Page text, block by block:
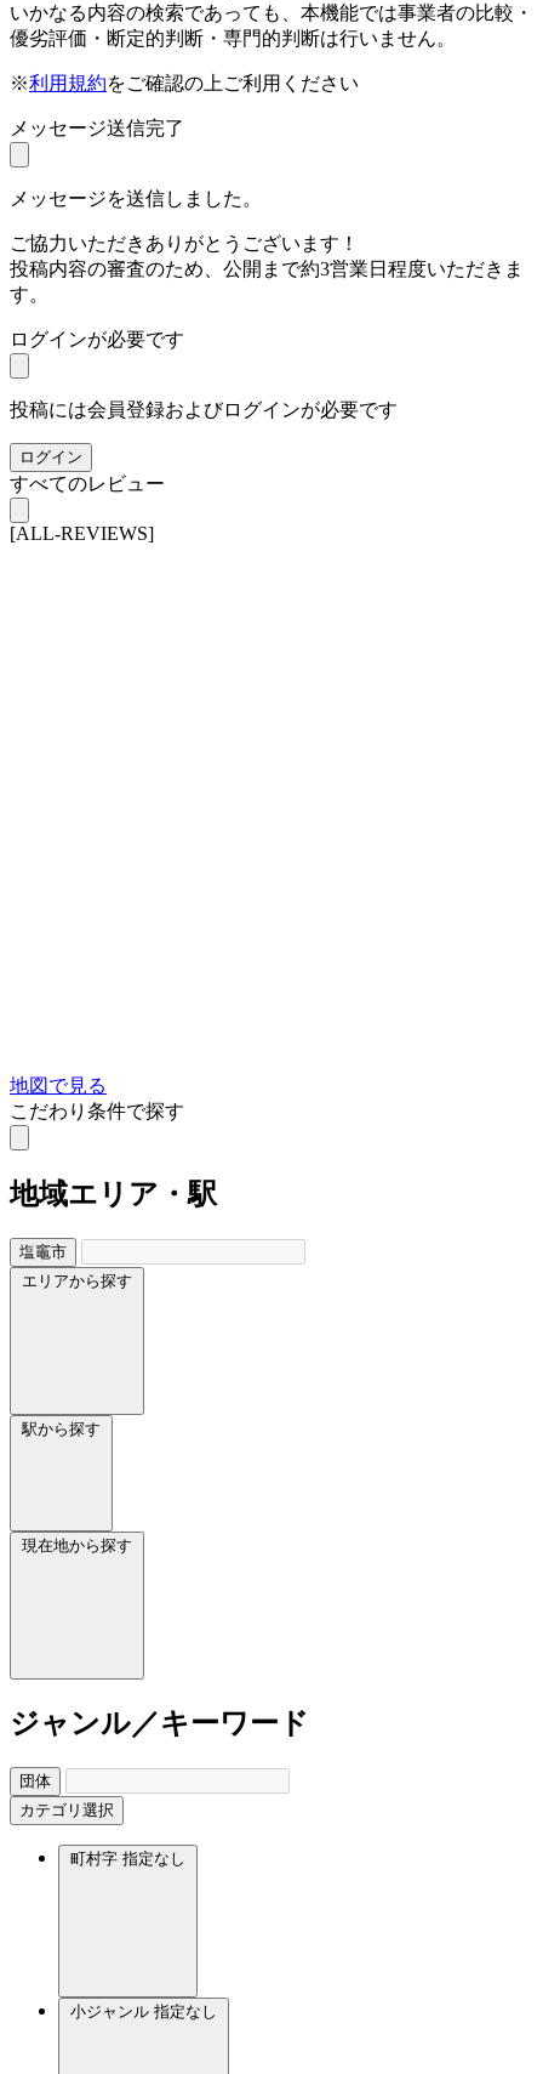
いかなる内容の検索であっても、本機能では事業者の比較・
優劣評価・断定的判断・専門的判断は行いません。
※利用規約をご確認の上ご利用ください
メッセージ送信完了
メッセージを送信しました。
ご協力いただきありがとうございます！
投稿内容の審査のため、公開まで約3営業日程度いただきま
す。
ログインが必要です
投稿には会員登録およびログインが必要です
ログイン
すべてのレビュー
[ALL-REVIEWS]
地図で見る
こだわり条件で探す
地域エリア・駅
塩竈市
エリアから探す
駅から探す
現在地から探す
ジャンル／キーワード
団体
カテゴリ選択
町村字 指定なし
小ジャンル 指定なし